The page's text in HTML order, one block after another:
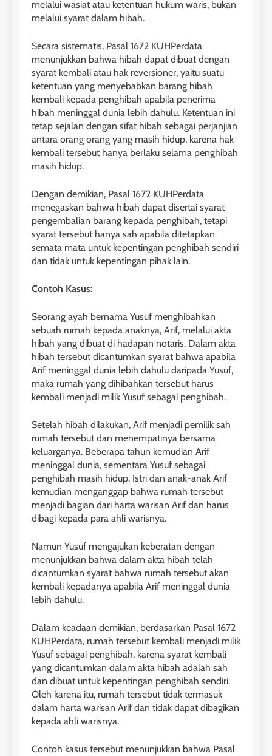
melalui wasiat atau ketentuan hukum waris, bukan
melalui syarat dalam hibah.
Secara sistematis, Pasal 1672 KUHPerdata
menunjukkan bahwa hibah dapat dibuat dengan
syarat kembali atau hak reversioner, yaitu suatu
ketentuan yang menyebabkan barang hibah
kembali kepada penghibah apabila penerima
hibah meninggal dunia lebih dahulu. Ketentuan ini
tetap sejalan dengan sifat hibah sebagai perjanjian
antara orang orang yang masih hidup, karena hak
kembali tersebut hanya berlaku selama penghibah
masih hidup.
Dengan demikian, Pasal 1672 KUHPerdata
menegaskan bahwa hibah dapat disertai syarat
pengembalian barang kepada penghibah, tetapi
syarat tersebut hanya sah apabila ditetapkan
semata mata untuk kepentingan penghibah sendiri
dan tidak untuk kepentingan pihak lain.
Contoh Kasus:
Seorang ayah bernama Yusuf menghibahkan
sebuah rumah kepada anaknya, Arif, melalui akta
hibah yang dibuat di hadapan notaris. Dalam akta
hibah tersebut dicantumkan syarat bahwa apabila
Arif meninggal dunia lebih dahulu daripada Yusuf,
maka rumah yang dihibahkan tersebut harus
kembali menjadi milik Yusuf sebagai penghibah.
Setelah hibah dilakukan, Arif menjadi pemilik sah
rumah tersebut dan menempatinya bersama
keluarganya. Beberapa tahun kemudian Arif
meninggal dunia, sementara Yusuf sebagai
penghibah masih hidup. Istri dan anak-anak Arif
kemudian menganggap bahwa rumah tersebut
menjadi bagian dari harta warisan Arif dan harus
dibagi kepada para ahli warisnya.
Namun Yusuf mengajukan keberatan dengan
menunjukkan bahwa dalam akta hibah telah
dicantumkan syarat bahwa rumah tersebut akan
kembali kepadanya apabila Arif meninggal dunia
lebih dahulu.
Dalam keadaan demikian, berdasarkan Pasal 1672
KUHPerdata, rumah tersebut kembali menjadi milik
Yusuf sebagai penghibah, karena syarat kembali
yang dicantumkan dalam akta hibah adalah sah
dan dibuat untuk kepentingan penghibah sendiri.
Oleh karena itu, rumah tersebut tidak termasuk
dalam harta warisan Arif dan tidak dapat dibagikan
kepada ahli warisnya.
Contoh kasus tersebut menunjukkan bahwa Pasal